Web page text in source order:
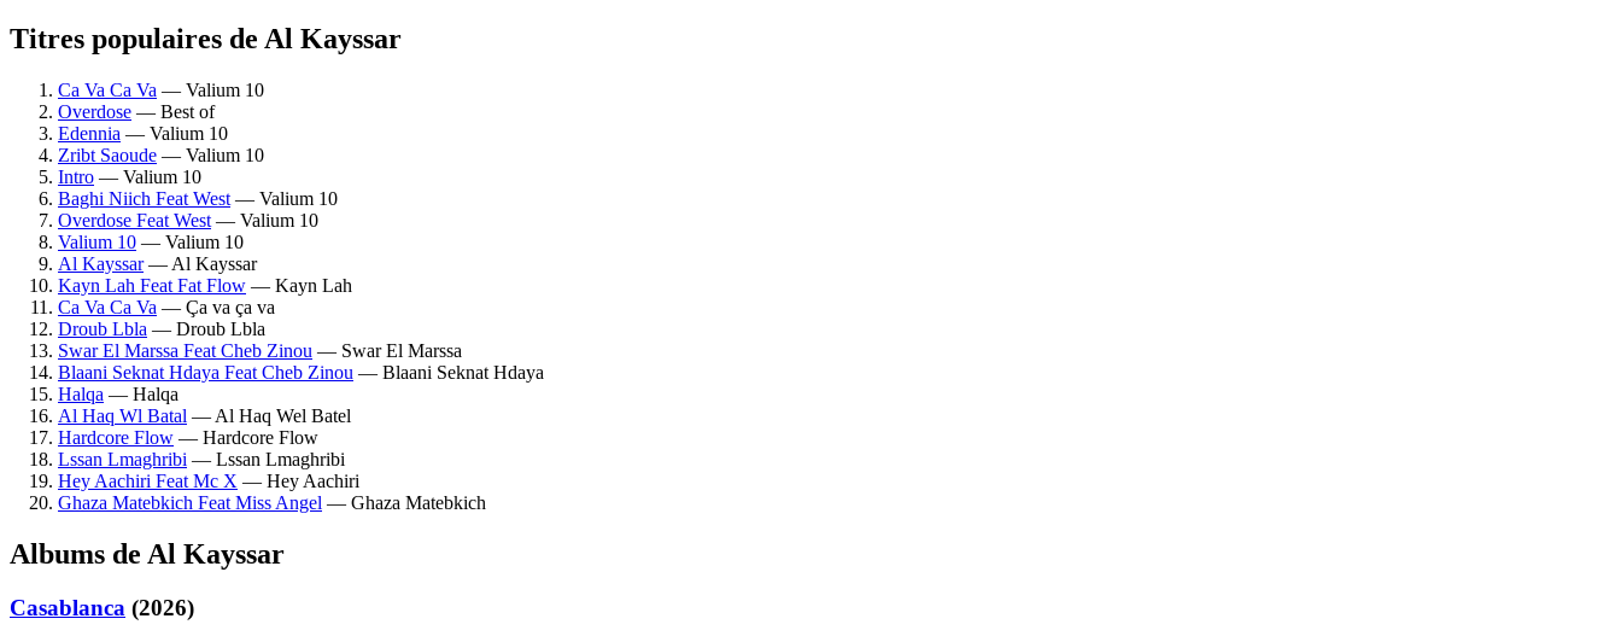
Titres populaires de Al Kayssar
Ca Va Ca Va — Valium 10
Overdose — Best of
Edennia — Valium 10
Zribt Saoude — Valium 10
Intro — Valium 10
Baghi Niich Feat West — Valium 10
Overdose Feat West — Valium 10
Valium 10 — Valium 10
Al Kayssar— Al Kayssar
Kayn Lah Feat Fat Flow — Kayn Lah
Ca Va Ca Va — Ça va ça va
Droub Lbla — Droub Lbla
Swar El Marssa Feat Cheb Zinou — Swar El Marssa
Blaani Seknat Hdaya Feat Cheb Zinou — Blaani Seknat Hdaya
Halqa — Halqa
Al Haq Wl Batal — Al Haq Wel Batel
Hardcore Flow — Hardcore Flow
Lssan Lmaghribi — Lssan Lmaghribi
Hey Aachiri Feat Mc X — Hey Aachiri
Ghaza Matebkich Feat Miss Angel — Ghaza Matebkich
Albums de Al Kayssar
Casablanca (2026)